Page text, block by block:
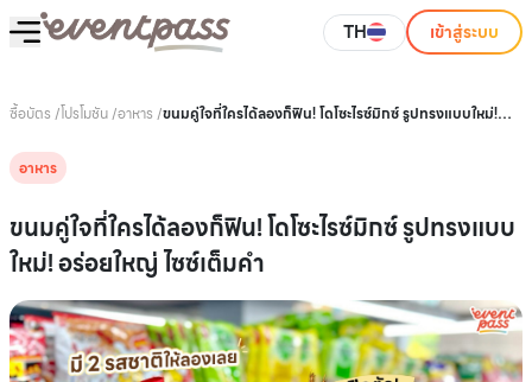
TH เข้าสู่ระบบ
ซื้อบัตร /โปรโมชัน/อาหาร /ขนมคู่ใจที่ใครได้ลองก็ฟิน! โดโซะไรซ์มิกซ์ รูปทรงแบบใหม่!
อาหาร
ขนมคู่ใจที่ใครได้ลองก็ฟิน! โดโซะไรซ์มิกซ์ รูปทรงแบบ
ใหม่! อร่อยใหญ่ ไซซ์เต็มคำ